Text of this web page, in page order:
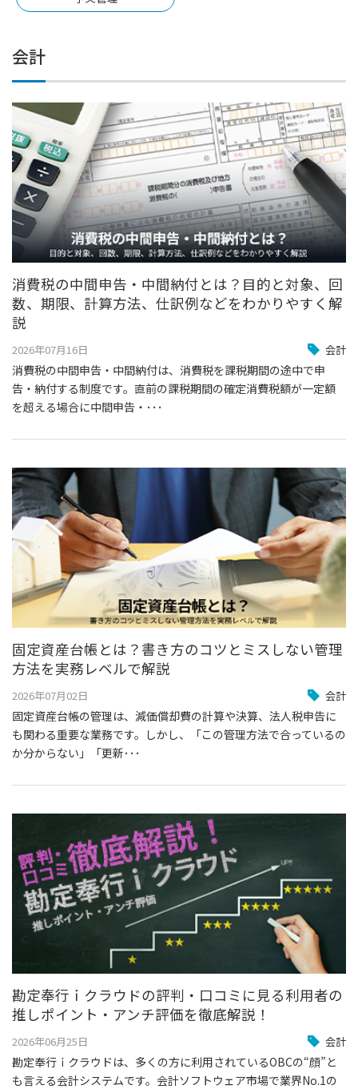
会計
消費税の中間申告・中間納付とは？目的と対象、回
数、期限、計算方法、仕訳例などをわかりやすく解
説
2026年07月16日 会計
消費税の中間申告・中間納付は、消費税を課税期間の途中で申
告・納付する制度です。直前の課税期間の確定消費税額が一定額
を超える場合に中間申告・･･･
固定資産台帳とは？書き方のコツとミスしない管理
方法を実務レベルで解説
2026年07月02日 会計
固定資産台帳の管理は、減価償却費の計算や決算、法人税申告に
も関わる重要な業務です。しかし、「この管理方法で合っているの
か分からない」「更新･･･
勘定奉行ｉクラウドの評判・口コミに見る利用者の
推しポイント・アンチ評価を徹底解説！
2026年06月25日 会計
勘定奉行ｉクラウドは、多くの方に利用されているOBCの“顔”と
も言える会計システムです。会計ソフトウェア市場で業界No.1の